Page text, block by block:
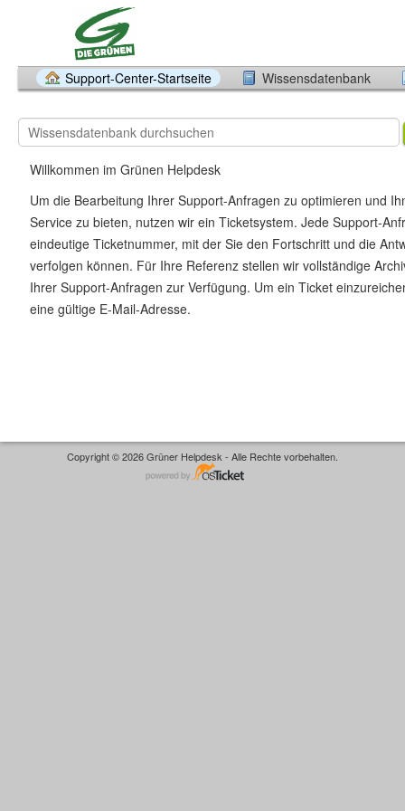
Support-Center-Startseite Wissensdatenbank
Willkommen im Grünen Helpdesk
Um die Bearbeitung Ihrer Support-Anfragen zu optimieren und
Service zu bieten, nutzen wir ein Ticketsystem. Jede Support-
eindeutige Ticketnummer, mit der Sie den Fortschritt und die
verfolgen können. Für Ihre Referenz stellen wir vollständige
Ihrer Support-Anfragen zur Verfügung. Um ein Ticket
eine gültige E-Mail-Adresse.
Copyright © 2026 Grüner Helpdesk - Alle Rechte vorbehalten.